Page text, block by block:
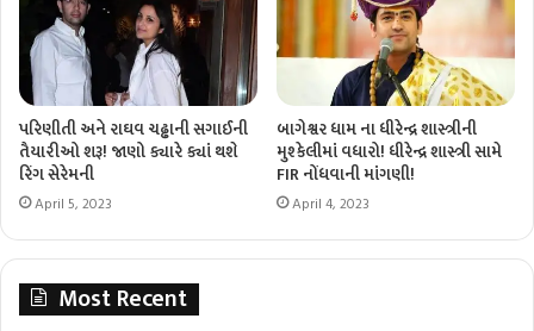
પરિણીતી અને રાઘવ ચઢ્ઢાની સગાઈની
તૈયારીઓ શરૂ! જાણો ક્યારે ક્યાં થશે
રિંગ સેરેમની
April 5, 2023
બાગેશ્વર ધામ ના ધીરેન્દ્ર શાસ્ત્રીની
મુશ્કેલીમાં વધારો! ધીરેન્દ્ર શાસ્ત્રી સામે
FIR નોંધવાની માંગણી!
April 4, 2023
Most Recent